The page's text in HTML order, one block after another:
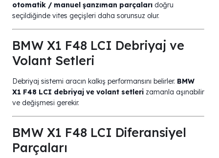
otomatik / manuel şanzıman parçaları doğru
seçildiğinde vites geçişleri daha sorunsuz olur.
BMW X1 F48 LCI Debriyaj ve
Volant Setleri
Debriyaj sistemi aracın kalkış performansını belirler. BMW
X1 F48 LCI debriyaj ve volant setleri zamanla aşınabilir
ve değişmesi gerekir.
BMW X1 F48 LCI Diferansiyel
Parçaları